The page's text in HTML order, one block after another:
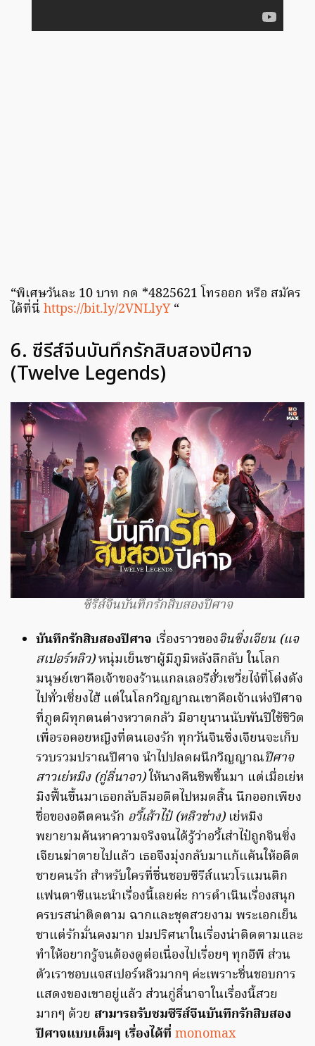
“พิเศษวันละ 10 บาท กด *4825621 โทรออก หรือ สมัคร
ได้ที่นี่https://bit.ly/2VNLlyY“
6. ซีรีส์จีนบันทึกรักสิบสองปีศาจ
(Twelve Legends)
ซีรีส์จีนบันทึกรักสิบสองปีศาจ
บันทึกรักสิบสองปีศาจ เรื่องราวของจินซิ่งเจียน (แจ
สเปอร์หลิว)หนุ่มเย็นชาผู้มีภูมิหลังลึกลับ ในโลก
มนุษย์เขาคือเจ้าของร้านแกลเลอรีฮั่วเซวี่ยไจ๋ที่โด่งดัง
ไปทั่วเซี่ยงไฮ้ แต่ในโลกวิญญาณเขาคือเจ้าแห่งปีศาจ
ที่ภูตผีทุกตนต่างหวาดกลัว มีอายุนานนับพันปีใช้ชีวิต
เพื่อรอคอยหญิงที่ตนเองรัก ทุกวันจินซิ่งเจียนจะเก็บ
รวบรวมปราณปีศาจ นำไปปลดผนึกวิญญาณปีศาจ
สาวเย่หมิง (กู่ลี่นาจา)ให้นางคืนชีพขึ้นมา แต่เมื่อเย่ห
มิงฟื้นขึ้นมาเธอกลับลืมอดีตไปหมดสิ้น นึกออกเพียง
ชื่อของอดีตคนรัก อวี้เส้าไป๋ (หลิวช่าง)เย่หมิง
พยายามค้นหาความจริงจนได้รู้ว่าอวี้เส่าไป๋ถูกจินซิ่ง
เจียนฆ่าตายไปแล้ว เธอจึงมุ่งกลับมาแก้แค้นให้อดีต
ชายคนรัก สำหรับใครที่ชื่นชอบซีรีส์แนวโรแมนติก
แฟนตาซีแนะนำเรื่องนี้เลยค่ะ การดำเนินเรื่องสนุก
ครบรสน่าติดตาม ฉากและชุดสวยงาม พระเอกเย็น
ชาแต่รักมั่นคงมาก ปมปริศนาในเรื่องน่าติดตามและ
ทำให้อยากรู้จนต้องดูต่อเนื่องไปเรื่อยๆ ทุกอีพี ส่วน
ตัวเราชอบแจสเปอร์หลิวมากๆ ค่ะเพราะชื่นชอบการ
แสดงของเขาอยู่แล้ว ส่วนกู่ลี่นาจาในเรื่องนี้สวย
มากๆ ด้วย สามารถรับชมซีรีส์จีนบันทึกรักสิบสอง
ปีศาจแบบเต็มๆ เรื่องได้ที่ monomax